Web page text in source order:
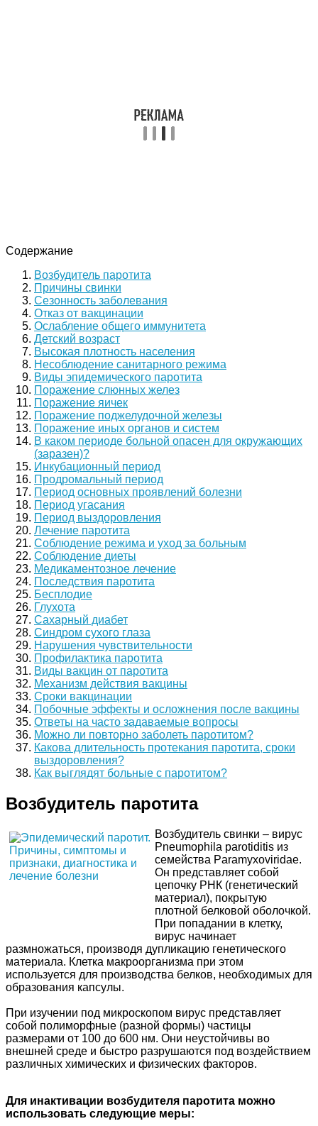
Содержание
Возбудитель паротита
Причины свинки
Сезонность заболевания
Отказ от вакцинации
Ослабление общего иммунитета
Детский возраст
Высокая плотность населения
Несоблюдение санитарного режима
Виды эпидемического паротита
Поражение слюнных желез
Поражение яичек
Поражение поджелудочной железы
Поражение иных органов и систем
В каком периоде больной опасен для окружающих
(заразен)?
Инкубационный период
Продромальный период
Период основных проявлений болезни
Период угасания
Период выздоровления
Лечение паротита
Соблюдение режима и уход за больным
Соблюдение диеты
Медикаментозное лечение
Последствия паротита
Бесплодие
Глухота
Сахарный диабет
Синдром сухого глаза
Нарушения чувствительности
Профилактика паротита
Виды вакцин от паротита
Механизм действия вакцины
Сроки вакцинации
Побочные эффекты и осложнения после вакцины
Ответы на часто задаваемые вопросы
Можно ли повторно заболеть паротитом?
Какова длительность протекания паротита, сроки
выздоровления?
Как выглядят больные с паротитом?
Возбудитель паротита
Возбудитель свинки – вирус
Pneumophila parotiditis из
семейства Paramyxoviridae.
Он представляет собой
цепочку РНК (генетический
материал), покрытую
плотной белковой оболочкой.
При попадании в клетку,
вирус начинает
размножаться, производя дупликацию генетического
материала. Клетка макроорганизма при этом
используется для производства белков, необходимых для
образования капсулы.
При изучении под микроскопом вирус представляет
собой полиморфные (разной формы) частицы
размерами от 100 до 600 нм. Они неустойчивы во
внешней среде и быстро разрушаются под воздействием
различных химических и физических факторов.
Для инактивации возбудителя паротита можно
использовать следующие меры: